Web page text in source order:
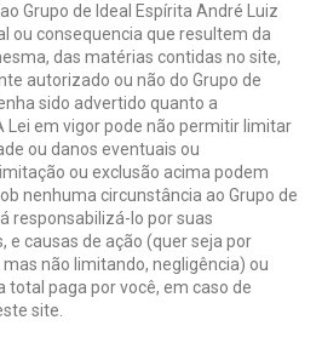
Grupo de Ideal Espírita André Luiz
ou consequencia que resultem da
das matérias contidas no site,
autorizado ou não do Grupo de
sido advertido quanto a
Lei em vigor pode não permitir limitar
ou danos eventuais ou
ou exclusão acima podem
nenhuma circunstância ao Grupo de
responsabilizá-lo por suas
e causas de ação (quer seja por
não limitando, negligência) ou
total paga por você, em caso de
site.